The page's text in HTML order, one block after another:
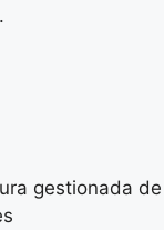
gestionada de